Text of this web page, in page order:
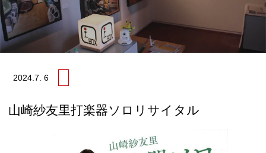
ビ
2024. 7. 6
山崎紗友里打楽器ソロリサイタル